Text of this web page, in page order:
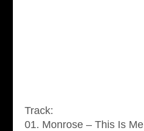
Track:
01. Monrose – This Is Me